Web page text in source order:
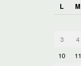
L
M
3
4
10
11